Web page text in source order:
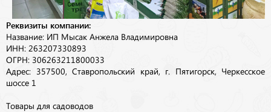
Реквизиты компании:
Название: ИП Мысак Анжела Владимировна
ИНН: 263207330893
ОГРН: 306263211800033
Адрес: 357500, Ставропольский край, г. Пятигорск, Черкесское
шоссе 1
Товары для садоводов